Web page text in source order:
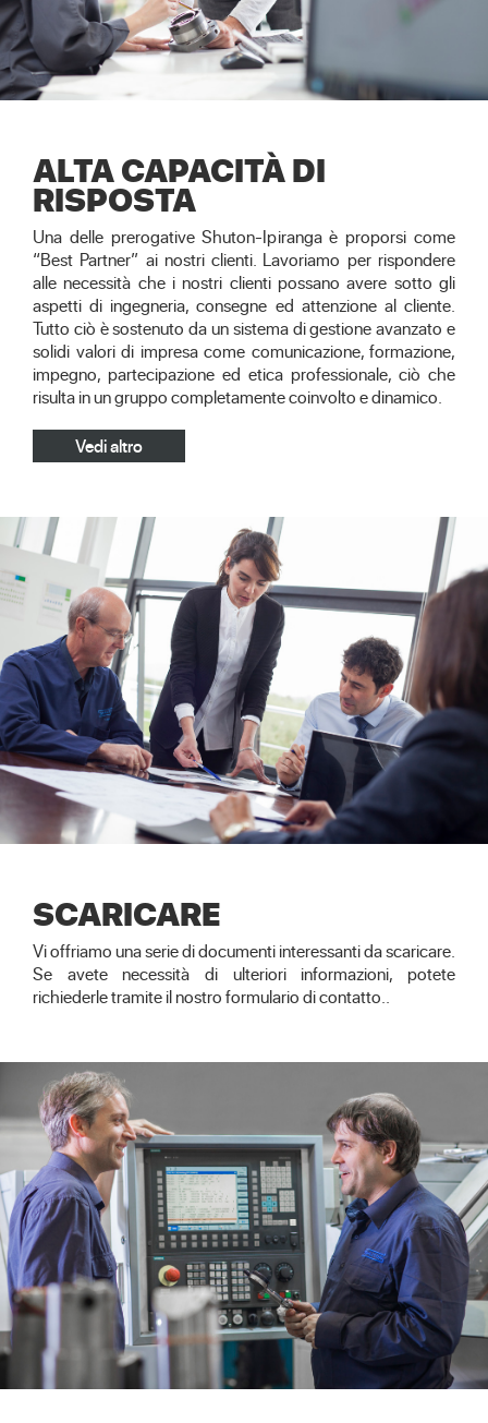
ALTA CAPACITÀ DI
RISPOSTA
Una delle prerogative Shuton-Ipiranga è proporsi come
“Best Partner” ai nostri clienti. Lavoriamo per rispondere
alle necessità che i nostri clienti possano avere sotto gli
aspetti di ingegneria, consegne ed attenzione al cliente.
Tutto ciò è sostenuto da un sistema di gestione avanzato e
solidi valori di impresa come comunicazione, formazione,
impegno, partecipazione ed etica professionale, ciò che
risulta in un gruppo completamente coinvolto e dinamico.
Vedi altro
SCARICARE
Vi offriamo una serie di documenti interessanti da scaricare.
Se avete necessità di ulteriori informazioni, potete
richiederle tramite il nostro formulario dicontatto.